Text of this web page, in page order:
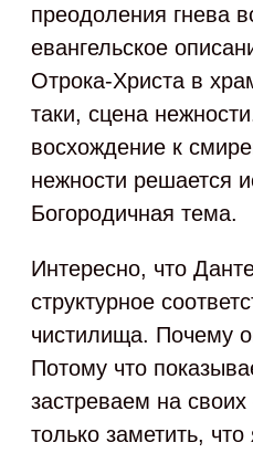
преодоления гнева
евангельское
Отрока-Христа в
таки, сцена
восхождение к
нежности решается
Богородичная тема.
Интересно, что
структурное
чистилища. Почему
Потому что
застреваем на
только заметить,